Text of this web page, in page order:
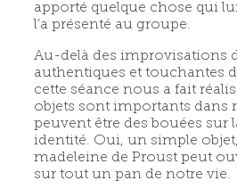
apporté quelque chose qui
l’a présenté au groupe.
Au-delà des improvisations
authentiques et touchantes
cette séance nous a fait
objets sont importants dans
peuvent être des bouées sur
identité. Oui, un simple
madeleine de Proust peut
sur tout un pan de notre vie.